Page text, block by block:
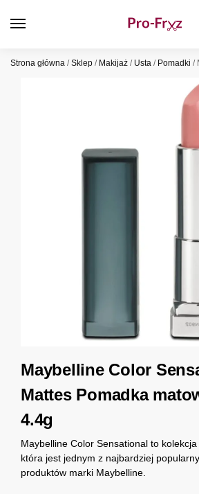
Strona główna /Sklep / Makijaż / Usta / Pomadki /
Maybelline Color
Mattes Pomadka
4.4g
Maybelline Color Sensational to
która jest jednym z najbardziej
produktów marki Maybelline.